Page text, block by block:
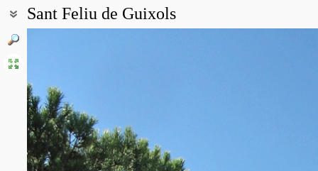
Sant Feliu de Guixols
моря. Абсолютные высоты небольшие (400 - 600 м н.у.м.).
и кварциты. Восточные склоны хребта круто обрываются к
Основной тип растительности - средиземноморские
halepensis), вечнозелёными дубами (Quercus ilex и Quercus
вечнозелёными породами.
All photos(9) Photos of plants & lichens